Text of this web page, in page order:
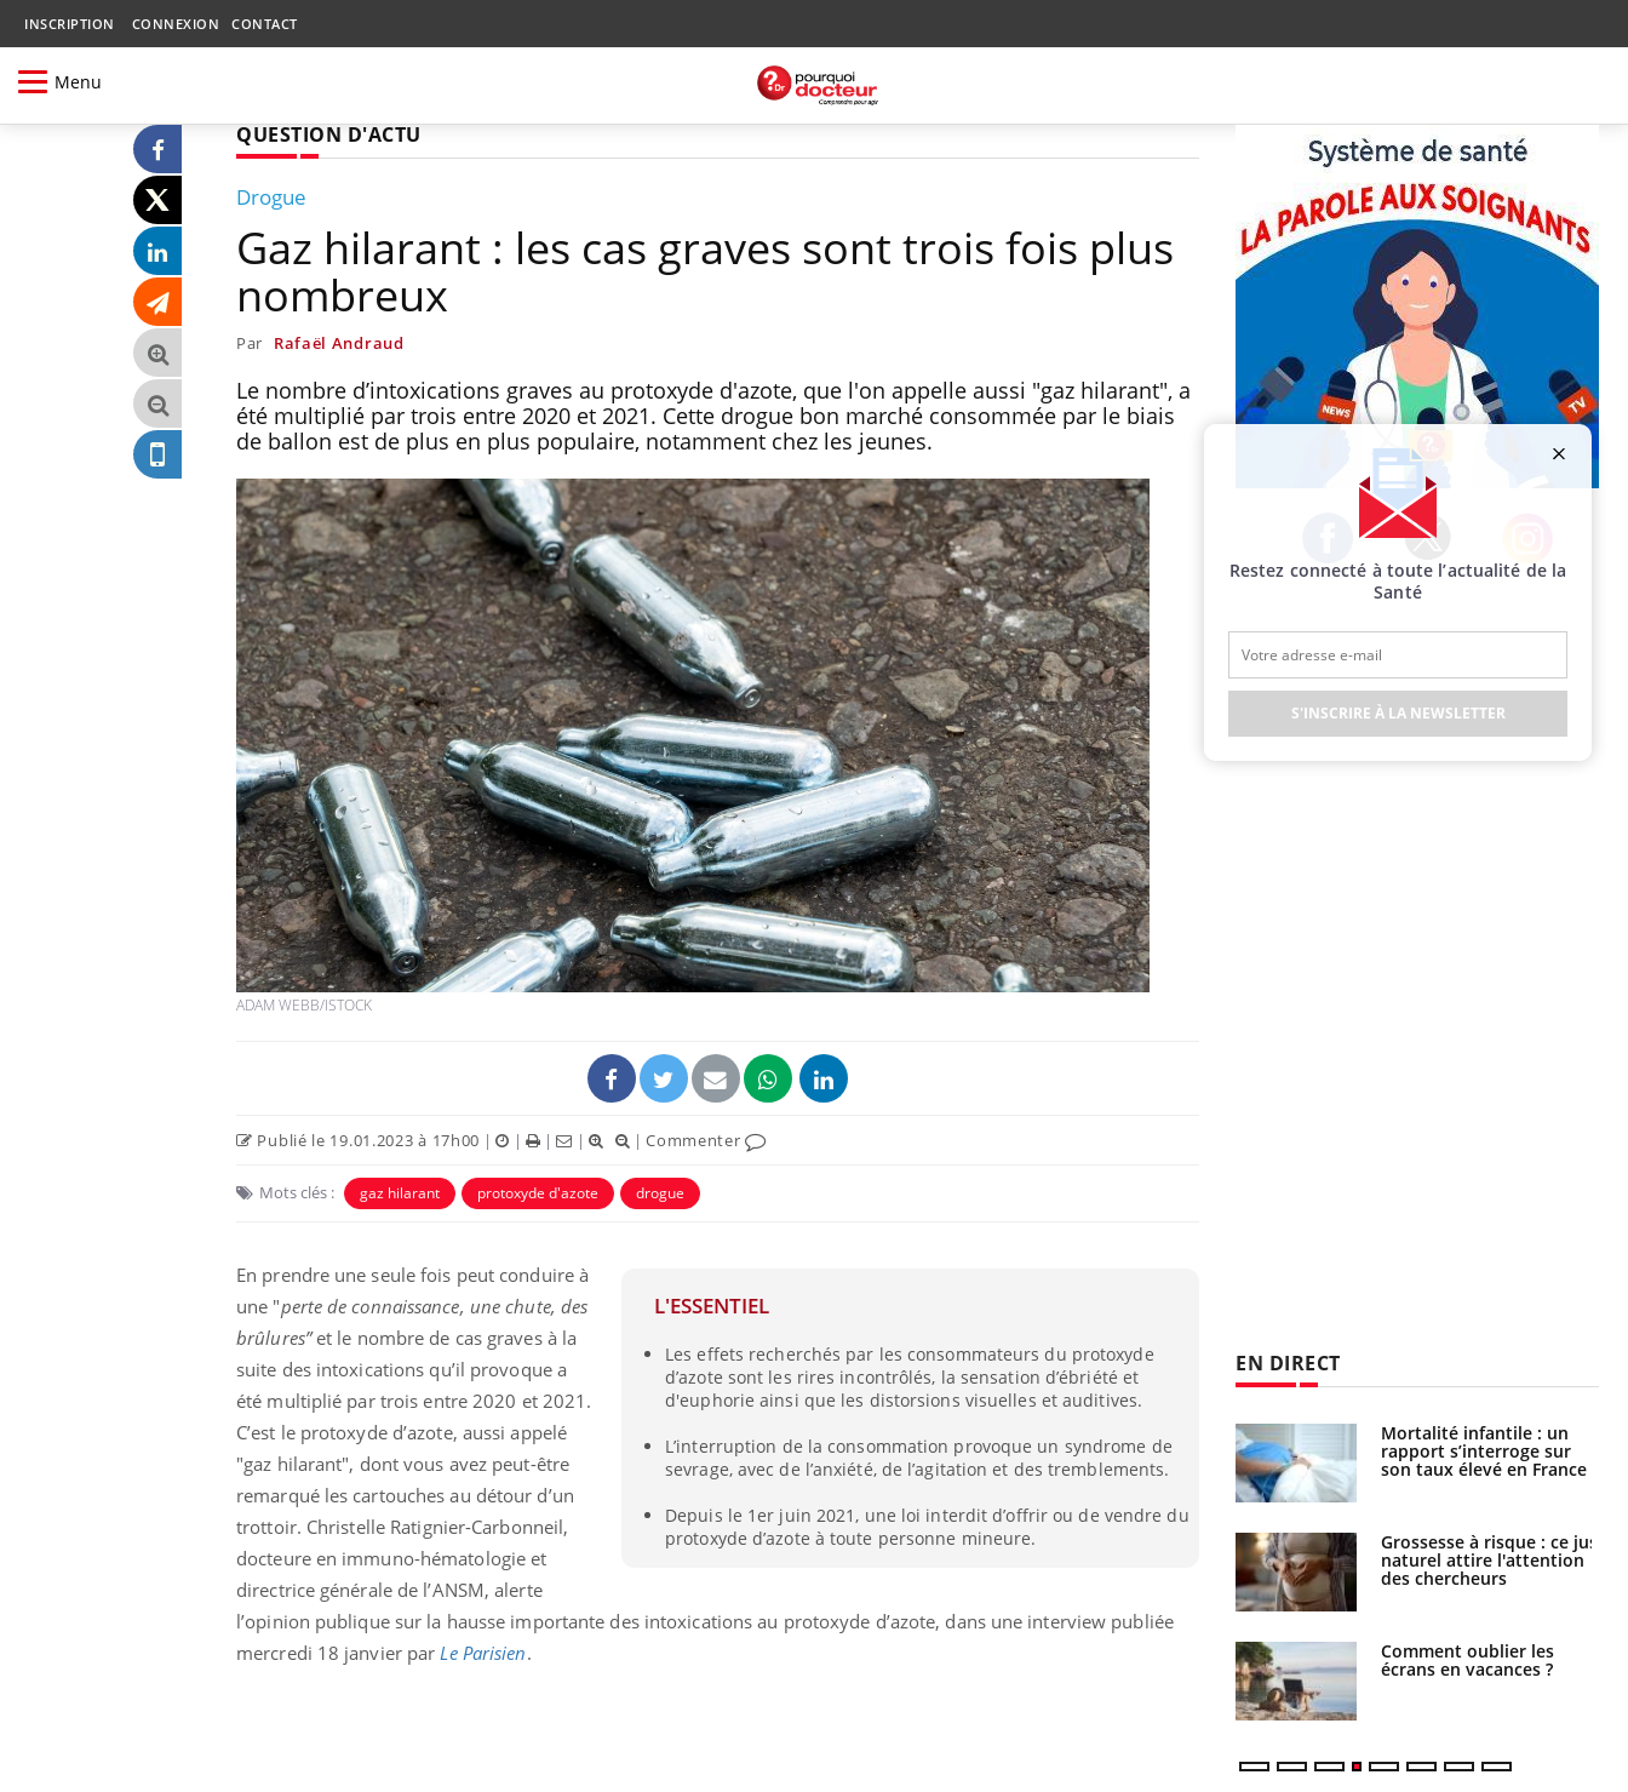
INSCRIPTION CONNEXION CONTACT
Menu
QUESTION D'ACTU
Drogue
Gaz hilarant : les cas graves sont trois fois plus
nombreux
Par Rafaël Andraud
Le nombre d’intoxications graves au protoxyde d'azote, que l'on appelle aussi "gaz hilarant", a
été multiplié par trois entre 2020 et 2021. Cette drogue bon marché consommée par le biais
de ballon est de plus en plus populaire, notamment chez les jeunes.
ADAM WEBB/ISTOCK
Publié le 19.01.2023 à 17h00 | | | | |Commenter
Mots clés : gaz hilarant protoxyde d'azote drogue
L'ESSENTIEL
Les effets recherchés par les consommateurs du protoxyde
d’azote sont les rires incontrôlés, la sensation d’ébriété et
d'euphorie ainsi que les distorsions visuelles et auditives.
L’interruption de la consommation provoque un syndrome de
sevrage, avec de l’anxiété, de l’agitation et des tremblements.
Depuis le 1er juin 2021, une loi interdit d’offrir ou de vendre du
protoxyde d’azote à toute personne mineure.
En prendre une seule fois peut conduire à
une "perte de connaissance, une chute, des
brûlures”et le nombre de cas graves à la
suite des intoxications qu’il provoque a
été multiplié par trois entre 2020 et 2021.
C’est le protoxyde d’azote, aussi appelé
"gaz hilarant", dont vous avez peut-être
remarqué les cartouches au détour d’un
trottoir. Christelle Ratignier-Carbonneil,
docteure en immuno-hématologie et
directrice générale de l’ANSM, alerte
l’opinion publique sur la hausse importante des intoxications au protoxyde d’azote, dans une interview publiée
mercredi 18 janvier par Le Parisien.
Facebook Twitter Instagram
EN DIRECT
Fatigue en vacances :
normal ou signe d’une
maladie ?
Et si les caries pouvaient
bientôt disparaître sans
plombage ?
Éclipse solaire du 12 août
: “Des verres adaptés,
modifient votre cerveau !
Mon enfant est-il trop
quels sont les meilleurs
exercices physiques ?
Comment éviter une otite
Mortalité infantile : un
rapport s’interroge sur
son taux élevé en France
Grossesse à risque : ce jus
naturel attire l'attention
des chercheurs
Comment oublier les
écrans en vacances ?
Restez connecté à toute l’actualité de la
Santé
S'INSCRIRE À LA NEWSLETTER